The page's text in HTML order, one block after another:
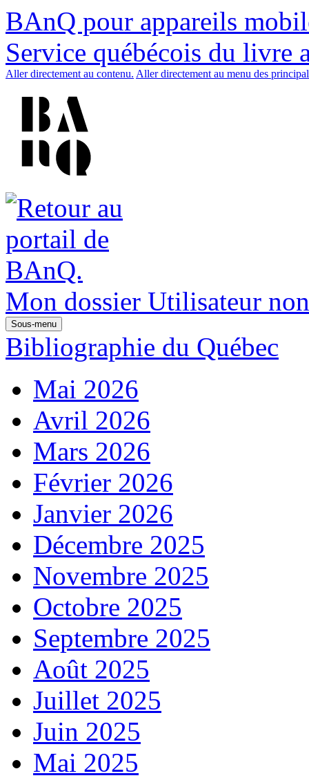
BAnQ pour appareils
Service québécois du livre
Aller directement au contenu. Aller directement au menu des
Mon dossier Utilisateur
Sous-menu
Bibliographie du Québec
Mai 2026
Avril 2026
Mars 2026
Février 2026
Janvier 2026
Décembre 2025
Novembre 2025
Octobre 2025
Septembre 2025
Août 2025
Juillet 2025
Juin 2025
Mai 2025